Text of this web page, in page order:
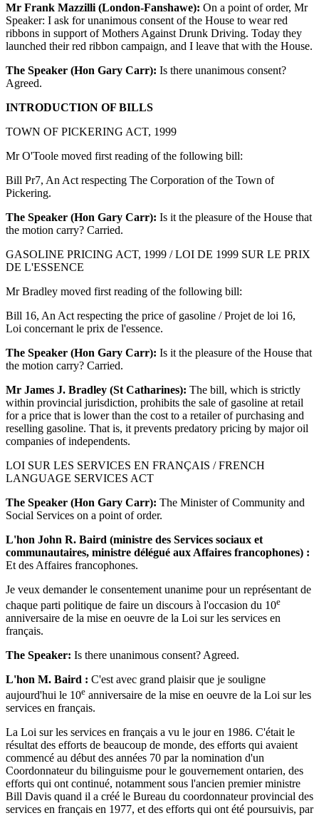
Mr Frank Mazzilli (London-Fanshawe): On a point of order, Mr
Speaker: I ask for unanimous consent of the House to wear red
ribbons in support of Mothers Against Drunk Driving. Today they
launched their red ribbon campaign, and I leave that with the House.
The Speaker (Hon Gary Carr): Is there unanimous consent?
Agreed.
INTRODUCTION OF BILLS
TOWN OF PICKERING ACT, 1999
Mr O'Toole moved first reading of the following bill:
Bill Pr7, An Act respecting The Corporation of the Town of
Pickering.
The Speaker (Hon Gary Carr): Is it the pleasure of the House that
the motion carry? Carried.
GASOLINE PRICING ACT, 1999 / LOI DE 1999 SUR LE PRIX
DE L'ESSENCE
Mr Bradley moved first reading of the following bill:
Bill 16, An Act respecting the price of gasoline / Projet de loi 16,
Loi concernant le prix de l'essence.
The Speaker (Hon Gary Carr): Is it the pleasure of the House that
the motion carry? Carried.
Mr James J. Bradley (St Catharines): The bill, which is strictly
within provincial jurisdiction, prohibits the sale of gasoline at retail
for a price that is lower than the cost to a retailer of purchasing and
reselling gasoline. That is, it prevents predatory pricing by major oil
companies of independents.
LOI SUR LES SERVICES EN FRANÇAIS / FRENCH
LANGUAGE SERVICES ACT
The Speaker (Hon Gary Carr): The Minister of Community and
Social Services on a point of order.
L'hon John R. Baird (ministre des Services sociaux et
communautaires, ministre délégué aux Affaires francophones) :
Et des Affaires francophones.
Je veux demander le consentement unanime pour un représentant de
chaque parti politique de faire un discours à l'occasion du 10e
anniversaire de la mise en oeuvre de la Loi sur les services en
français.
The Speaker: Is there unanimous consent? Agreed.
L'hon M. Baird : C'est avec grand plaisir que je souligne
aujourd'hui le 10e anniversaire de la mise en oeuvre de la Loi sur les
services en français.
La Loi sur les services en français a vu le jour en 1986. C'était le
résultat des efforts de beaucoup de monde, des efforts qui avaient
commencé au début des années 70 par la nomination d'un
Coordonnateur du bilinguisme pour le gouvernement ontarien, des
efforts qui ont continué, notamment sous l'ancien premier ministre
Bill Davis quand il a créé le Bureau du coordonnateur provincial des
services en français en 1977, et des efforts qui ont été poursuivis, par